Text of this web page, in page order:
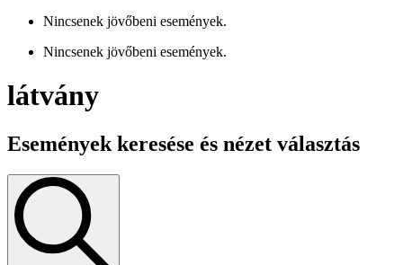
Nincsenek jövőbeni események.
Nincsenek jövőbeni események.
látvány
Események keresése és nézet választás